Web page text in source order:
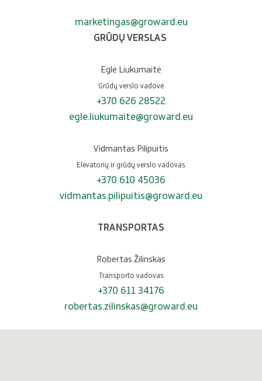
marketingas@groward.eu
GRŪDŲ VERSLAS
Eglė Liukumaitė
Grūdų verslo vadovė
+370 626 28522
egle.liukumaite@groward.eu
Vidmantas Pilipuitis
Elevatorių ir grūdų verslo vadovas
+370 610 45036
vidmantas.pilipuitis@groward.eu
TRANSPORTAS
Robertas Žilinskas
Transporto vadovas
+370 611 34176
robertas.zilinskas@groward.eu